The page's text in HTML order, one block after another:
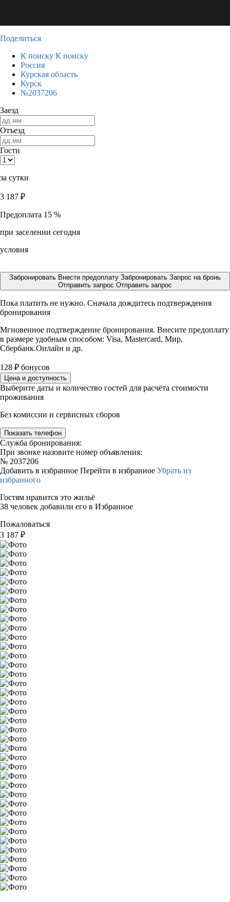
Поделиться
К поиску К поиску
Россия
Курская область
Курск
№2037206
Заезд
Отъезд
Гости
за сутки
3 187 ₽
Предоплата 15 %
при заселении сегодня
условия
Забронировать Внести предоплату Забронировать Запрос на бронь
Отправить запрос Отправить запрос
Пока платить не нужно. Сначала дождитесь подтверждения
бронирования
Мгновенное подтверждение бронирования. Внесите предоплату
в размере удобным способом: Visa, Mastercard, Мир,
Сбербанк.Онлайн и др.
128 ₽ бонусов
Цена и доступность
Выберите даты и количество гостей для расчёта стоимости
проживания
Без комиссии и сервисных сборов
Показать телефон
Служба бронирования:
При звонке назовите номер объявления:
№ 2037206
Добавить в избранное Перейти в избранное Убрать из
избранного
Гостям нравится это жильё
38 человек добавили его в Избранное
Пожаловаться
3 187 ₽